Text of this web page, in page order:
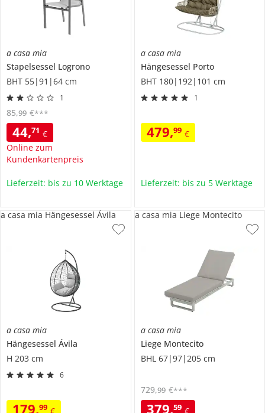
a casa mia
Stapelsessel Logrono
BHT 55|91|64 cm
1
44,71 €
Online zum
Kundenkartenpreis
85,99 €***
Lieferzeit: bis zu 10 Werktage
a casa mia
Hängesessel Porto
BHT 180|192|101 cm
1
479,99 €
Lieferzeit: bis zu 5 Werktage
a casa mia
Hängesessel Ávila
H 203 cm
6
179,99
a casa mia Hängesessel Ávila
a casa mia
Liege Montecito
BHL 67|97|205 cm
379,59
729,99 €***
a casa mia Liege Montecito